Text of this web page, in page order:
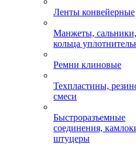
Ленты конвейерные
Манжеты, сальники,
кольца
Ремни клиновые
Техпластины,
смеси
Быстроразъемные
соединения,
штуцеры